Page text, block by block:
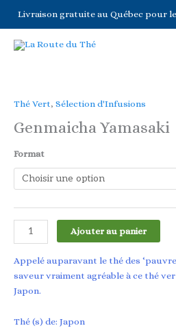
Livraison gratuite au Québec pour
Thé Vert, Sélection d'Infusions
Genmaicha Yamasaki
Format
quantité
de
Genmaicha
Ajouter au panier
Appelé auparavant le thé des
saveur vraiment agréable à ce thé
Japon.
Thé (s) de: Japon